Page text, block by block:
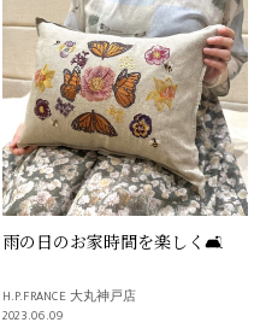
雨の日のお家時間を楽しく🛋
H.P.FRANCE 大丸神戸店
2023.06.09